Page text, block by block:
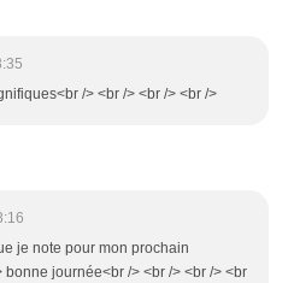
/> <br /> <br /> <br />
je note pour mon prochain
bonne journée<br /> <br /> <br /> <br